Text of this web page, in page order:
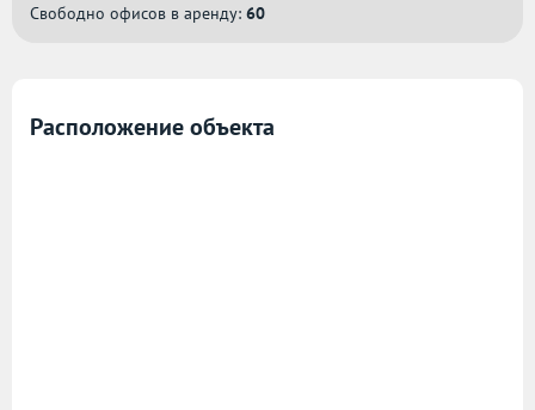
Свободно офисов в аренду: 60
Расположение объекта